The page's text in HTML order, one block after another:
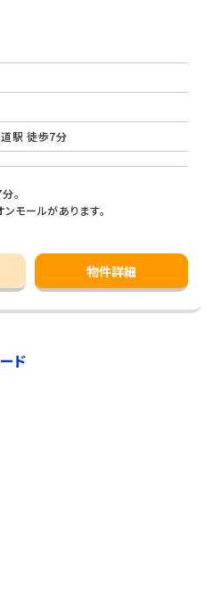
駅 徒歩7分
。
モールがあります。
物件詳細
ド